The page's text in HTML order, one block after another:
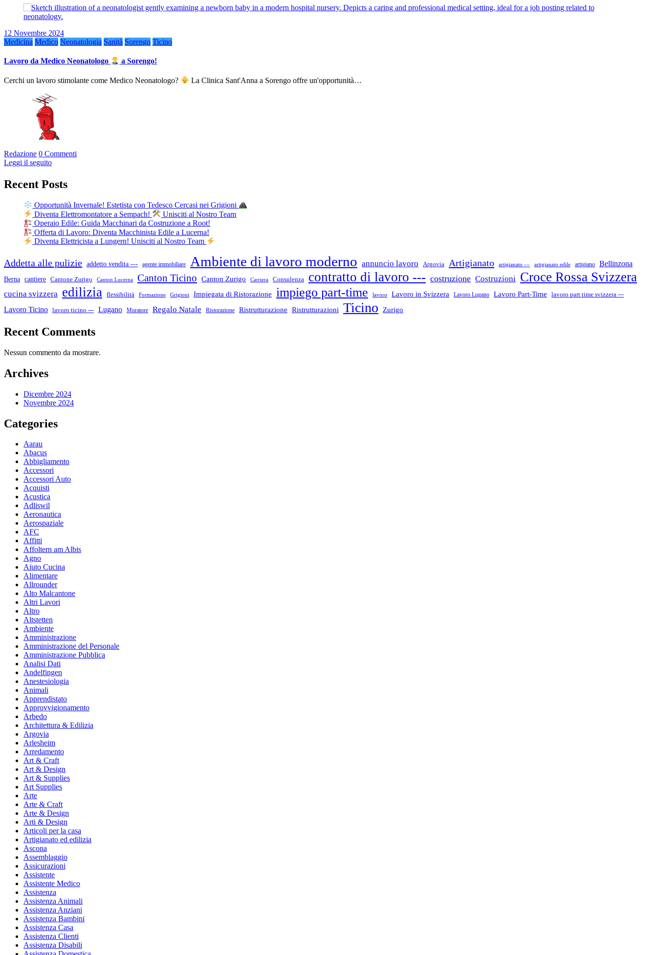
12 Novembre 2024
Medicina Medico Neonatologia Sanità Sorengo Ticino
Lavoro da Medico Neonatologo a Sorengo!
Cerchi un lavoro stimolante come Medico Neonatologo? La Clinica Sant'Anna a Sorengo offre un'opportunità…
Redazione 0 Commenti
Leggi il seguito
Recent Posts
Opportunità Invernale! Estetista con Tedesco Cercasi nei Grigioni
Diventa Elettromontatore a Sempach!
Unisciti al Nostro Team
Operaio Edile: Guida Macchinari da Costruzione a Root!
Offerta di Lavoro: Diventa Macchinista Edile a Lucerna!
Diventa Elettricista a Lungern! Unisciti al Nostro Team
Addetta alle pulizie addetto vendita --- agente immobiliare Ambiente di lavoro moderno annuncio lavoro Argovia Artigianato artigianato --- artigianato edile artigiano Bellinzona
Berna cantiere Cantone Zurigo Canton Lucerna Canton Ticino Canton Zurigo Carriera Consulenza contratto di lavoro --- costruzione Costruzioni Croce Rossa Svizzera
cucina svizzera edilizia flessibilità Formazione Grigioni Impiegata di Ristorazione impiego part-time lavoro Lavoro in Svizzera Lavoro Lugano Lavoro Part-Time lavoro part time svizzera ---
Lavoro Ticino lavoro ticino --- Lugano Muratore Regalo Natale Ristorazione Ristrutturazione Ristrutturazioni Ticino Zurigo
Recent Comments
Nessun commento da mostrare.
Archives
Dicembre 2024
Novembre 2024
Categories
Aarau
Abacus
Abbigliamento
Accessori
Accessori Auto
Acquisti
Acustica
Adliswil
Aeronautica
Aerospaziale
AFC
Affitti
Affoltern am Albis
Agno
Aiuto Cucina
Alimentare
Allrounder
Alto Malcantone
Altri Lavori
Altro
Altstetten
Ambiente
Amministrazione
Amministrazione del Personale
Amministrazione Pubblica
Analisi Dati
Andelfingen
Anestesiologia
Animali
Apprendistato
Approvvigionamento
Arbedo
Architettura & Edilizia
Argovia
Arlesheim
Arredamento
Art & Craft
Art & Design
Art & Supplies
Art Supplies
Arte
Arte & Craft
Arte & Design
Arti & Design
Articoli per la casa
Artigianato ed edilizia
Ascona
Assemblaggio
Assicurazioni
Assistente
Assistente Medico
Assistenza
Assistenza Animali
Assistenza Anziani
Assistenza Bambini
Assistenza Casa
Assistenza Clienti
Assistenza Disabili